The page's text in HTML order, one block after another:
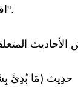
"اقتضاء الصراط المستقيم" (2/344).
حدِيث (مَا بُدِئَ